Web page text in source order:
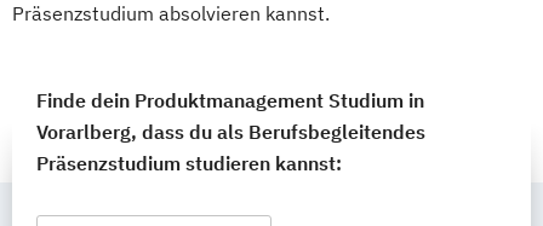
Präsenzstudium absolvieren kannst.
Finde dein Produktmanagement Studium in
Vorarlberg, dass du als Berufsbegleitendes
Präsenzstudium studieren kannst: